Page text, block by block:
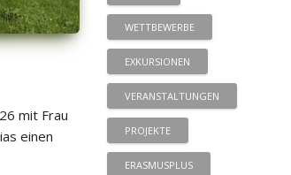
mit Frau
einen
WETTBEWERBE
EXKURSIONEN
VERANSTALTUNGEN
PROJEKTE
ERASMUSPLUS